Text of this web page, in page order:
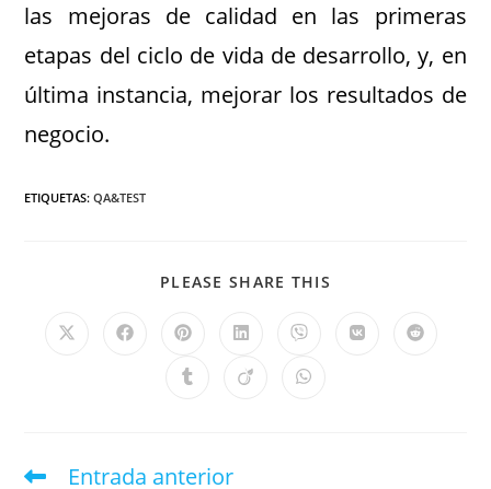
las mejoras de calidad en las primeras
etapas del ciclo de vida de desarrollo, y, en
última instancia, mejorar los resultados de
negocio.
ETIQUETAS:QA&TEST
PLEASE SHARE THIS
Entrada anterior